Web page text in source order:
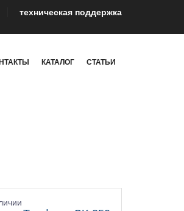
техническая поддержка
КАТАЛОГ СТАТЬИ